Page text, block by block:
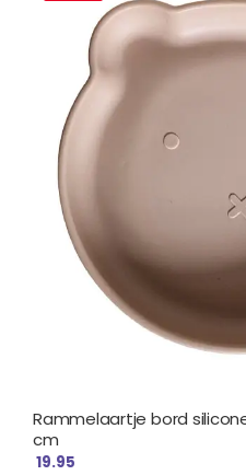
Rammelaartje bord
cm
19.95